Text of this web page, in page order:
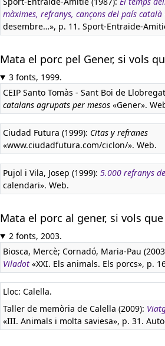
màximes, refranys, cançons del país català
desembre…», p. 11. Sport-Entraide-
Mata el porc pel Gener, si vols
3 fonts, 1999.
CEIP Santo Tomàs - Sant Boi de
catalans agrupats per mesos «Gener».
Ciudad Futura (1999): Citas y refranes
«www.ciudadfutura.com/ciclon/». Web.
Pujol i Vila, Josep (1999): 5.000 refranys
calendari». Web.
Mata el porc al gener, si vols
2 fonts, 2003.
Biosca, Mercè; Cornadó, Maria-Pau
Viladot «XXI. Els animals. Els porcs», p.
Lloc: Calella.
Taller de memòria de Calella (2009):
«III. Animals i molta saviesa», p. 31.